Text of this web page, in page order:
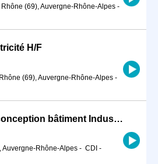
(69), Auvergne-Rhône-Alpes -
H/F
(69), Auvergne-Rhône-Alpes -
Chef de projet en conception bâtiment Industriel H/F
Auvergne-Rhône-Alpes - CDI -